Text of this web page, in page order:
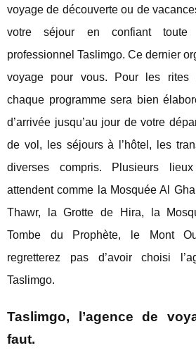
voyage de découverte ou de
votre séjour en confiant toute
professionnel Taslimgo. Ce dernier
voyage pour vous. Pour les rites
chaque programme sera bien
d’arrivée jusqu’au jour de votre
de vol, les séjours à l’hôtel, les
diverses compris. Plusieurs
attendent comme la Mosquée Al
Thawr, la Grotte de Hira, la
Tombe du Prophète, le Mont
regretterez pas d’avoir choisi
Taslimgo.
Taslimgo, l’agence de
faut.